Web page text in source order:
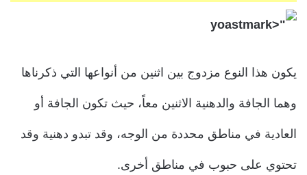
يكون هذا النوع مزدوج بين اثنين من أنواعها التي ذكرناها
وهما الجافة والدهنية الاثنين معاً، حيث تكون الجافة أو
العادية في مناطق محددة من الوجه، وقد تبدو دهنية وقد
تحتوي على حبوب في مناطق أخرى.